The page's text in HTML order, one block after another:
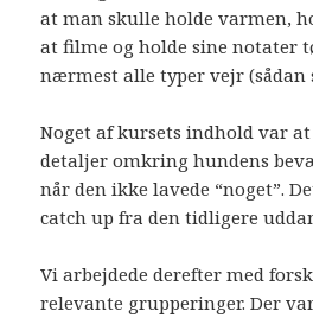
at man skulle holde varmen,
at filme og holde sine notater
nærmest alle typer vejr (sådan
Noget af kursets indhold var
detaljer omkring hundens
når den ikke lavede “noget”.
catch up fra den tidligere
Vi arbejdede derefter med
relevante grupperinger. Der